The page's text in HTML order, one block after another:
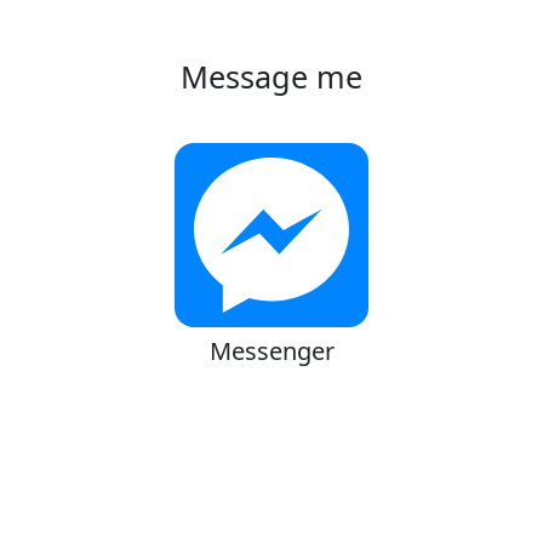
Message me
Messenger